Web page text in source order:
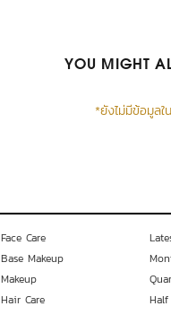
YOU MIGHT
*ยังไม่มีข้อมูลใ
Face Care
Base Makeup
Makeup
Hair Care